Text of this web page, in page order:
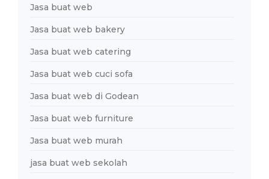
Jasa buat web
Jasa buat web bakery
Jasa buat web catering
Jasa buat web cuci sofa
Jasa buat web di Godean
Jasa buat web furniture
Jasa buat web murah
jasa buat web sekolah